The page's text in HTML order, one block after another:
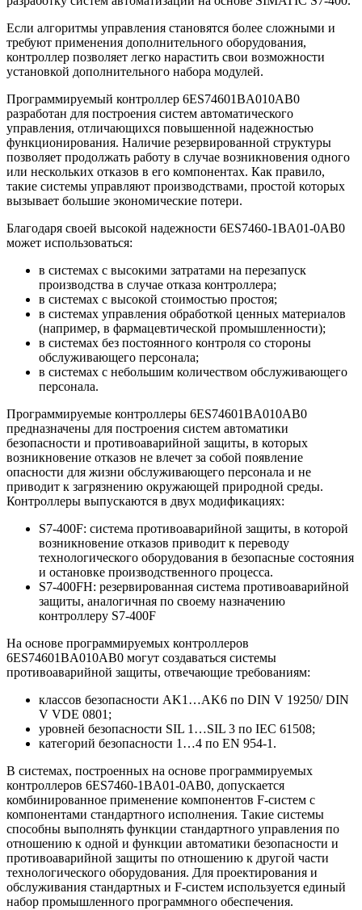
Если алгоритмы управления становятся более сложными и
требуют применения дополнительного оборудования,
контроллер позволяет легко нарастить свои возможности
установкой дополнительного набора модулей.
Программируемый контроллер 6ES74601BA010AB0
разработан для построения систем автоматического
управления, отличающихся повышенной надежностью
функционирования. Наличие резервированной структуры
позволяет продолжать работу в случае возникновения одного
или нескольких отказов в его компонентах. Как правило,
такие системы управляют производствами, простой которых
вызывает большие экономические потери.
Благодаря своей высокой надежности 6ES7460-1BA01-0AB0
может использоваться:
в системах с высокими затратами на перезапуск
производства в случае отказа контроллера;
в системах с высокой стоимостью простоя;
в системах управления обработкой ценных материалов
(например, в фармацевтической промышленности);
в системах без постоянного контроля со стороны
обслуживающего персонала;
в системах с небольшим количеством обслуживающего
персонала.
Программируемые контроллеры 6ES74601BA010AB0
предназначены для построения систем автоматики
безопасности и противоаварийной защиты, в которых
возникновение отказов не влечет за собой появление
опасности для жизни обслуживающего персонала и не
приводит к загрязнению окружающей природной среды.
Контроллеры выпускаются в двух модификациях:
S7-400F: система противоаварийной защиты, в которой
возникновение отказов приводит к переводу
технологического оборудования в безопасные состояния
и остановке производственного процесса.
S7-400FH: резервированная система противоаварийной
защиты, аналогичная по своему назначению
контроллеру S7-400F
На основе программируемых контроллеров
6ES74601BA010AB0 могут создаваться системы
противоаварийной защиты, отвечающие требованиям:
классов безопасности AK1…AK6 по DIN V 19250/ DIN
V VDE 0801;
уровней безопасности SIL 1…SIL 3 по IEC 61508;
категорий безопасности 1…4 по EN 954-1.
В системах, построенных на основе программируемых
контроллеров 6ES7460-1BA01-0AB0, допускается
комбинированное применение компонентов F-систем с
компонентами стандартного исполнения. Такие системы
способны выполнять функции стандартного управления по
отношению к одной и функции автоматики безопасности и
противоаварийной защиты по отношению к другой части
технологического оборудования. Для проектирования и
обслуживания стандартных и F-систем используется единый
набор промышленного программного обеспечения.